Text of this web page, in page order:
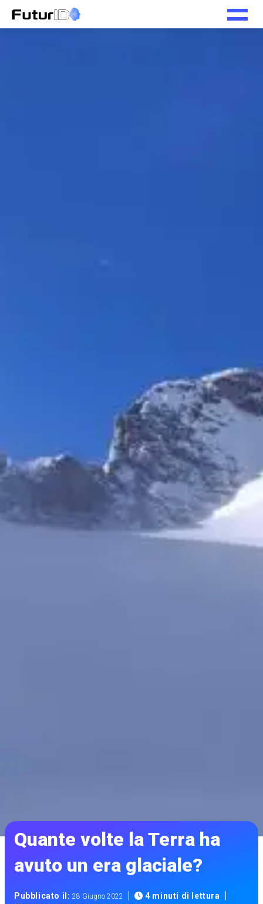
Quante volte la Terra ha
avuto un era glaciale?
Pubblicato il:28 Giugno 2022 | 4 minuti di lettura |